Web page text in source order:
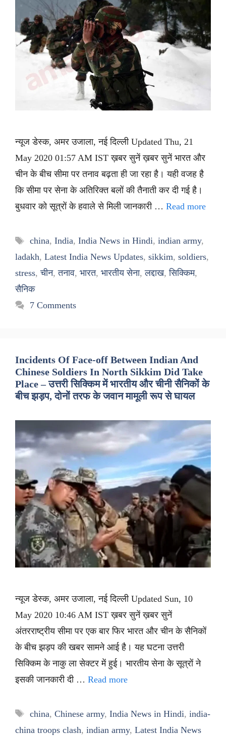
न्यूज डेस्क, अमर उजाला, नई दिल्ली Updated Thu, 21
May 2020 01:57 AM IST ख़बर सुनें ख़बर सुनें भारत और
चीन के बीच सीमा पर तनाव बढ़ता ही जा रहा है। यही वजह है
कि सीमा पर सेना के अतिरिक्त बलों की तैनाती कर दी गई है।
बुधवार को सूत्रों के हवाले से मिली जानकारी … Read more
Tags
china, India, India News in Hindi, indian army,
ladakh, Latest India News Updates, sikkim, soldiers,
stress,चीन,तनाव, भारत, भारतीय सेना,लद्दाख,सिक्किम,
सैनिक
7 Comments
Incidents Of Face-off Between Indian And
Chinese Soldiers In North Sikkim Did Take
Place – उत्तरी सिक्किम में भारतीय और चीनी सैनिकों के
बीच झड़प, दोनों तरफ के जवान मामूली रूप से घायल
न्यूज डेस्क, अमर उजाला, नई दिल्ली Updated Sun, 10
May 2020 10:46 AM IST ख़बर सुनें ख़बर सुनें
अंतरराष्ट्रीय सीमा पर एक बार फिर भारत और चीन के सैनिकों
के बीच झड़प की खबर सामने आई है। यह घटना उत्तरी
सिक्किम के नाकु ला सेक्टर में हुई। भारतीय सेना के सूत्रों ने
इसकी जानकारी दी … Read more
Tags
china, Chinese army, India News in Hindi, india-
china troops clash, indian army, Latest India News